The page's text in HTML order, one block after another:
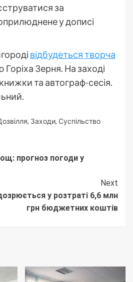
за
у дописі
відбудеться творча
Зерня. На заході
та автограф-сесія.
, Заходи, Суспільство
прогноз погоди у
Next
у розтраті 6,6 млн
грн бюджетних коштів